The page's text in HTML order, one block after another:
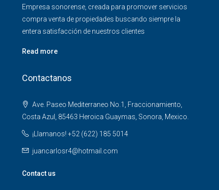
Empresa sonorense, creada para promover servicios
compra venta de propiedades buscando siempre la
entera satisfacción de nuestros clientes
Read more
Contactanos
Ave. Paseo Mediterraneo No.1, Fraccionamiento,
Costa Azul, 85463 Heroica Guaymas, Sonora, Mexico.
¡Llamanos! +52 (622) 185 5014
juancarlosr4@hotmail.com
Contact us